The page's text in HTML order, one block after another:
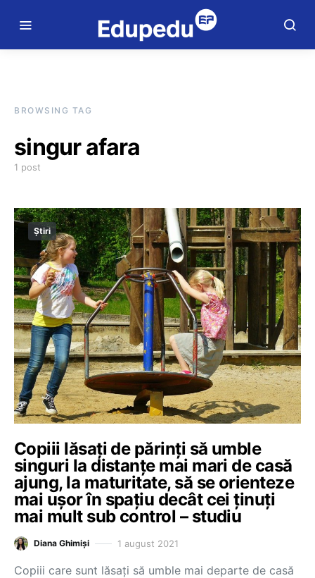
BROWSING TAG
singur afara
1 post
Știri
Copiii lăsați de părinți să umble
singuri la distanțe mai mari de casă
ajung, la maturitate, să se orienteze
mai ușor în spațiu decât cei ținuți
mai mult sub control – studiu
Diana Ghimiși 1 august 2021
Copiii care sunt lăsați să umble mai departe de casă